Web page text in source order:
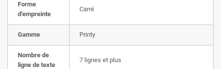
Forme
d'empreinte
Carré
Gamme Printy
Nombre de
ligne de texte
7 lignes et plus